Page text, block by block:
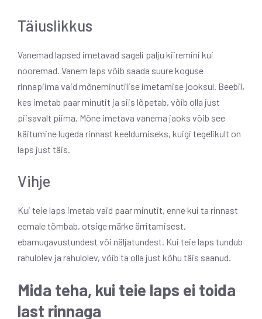
Täiuslikkus
Vanemad lapsed imetavad sageli palju kiiremini kui
nooremad. Vanem laps võib saada suure koguse
rinnapiima vaid mõneminutilise imetamise jooksul. Beebil,
kes imetab paar minutit ja siis lõpetab, võib olla just
piisavalt piima. Mõne imetava vanema jaoks võib see
käitumine lugeda rinnast keeldumiseks, kuigi tegelikult on
laps just täis.
Vihje
Kui teie laps imetab vaid paar minutit, enne kui ta rinnast
eemale tõmbab, otsige märke ärritamisest,
ebamugavustundest või näljatundest. Kui teie laps tundub
rahulolev ja rahulolev, võib ta olla just kõhu täis saanud.
Mida teha, kui teie laps ei toida
last rinnaga